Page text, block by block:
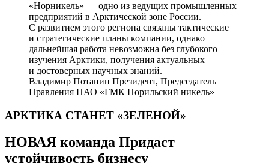
«Норникель» — одно из ведущих промышленных
предприятий в Арктической зоне России.
С развитием этого региона связаны тактические
и стратегические планы компании, однако
дальнейшая работа невозможна без глубокого
изучения Арктики, получения актуальных
и достоверных научных знаний.
Владимир Потанин Президент, Председатель
Правления ПАО «ГМК Норильский никель»
АРКТИКА СТАНЕТ «ЗЕЛЕНОЙ»
НОВАЯ команда Придаст
устойчивость бизнесу